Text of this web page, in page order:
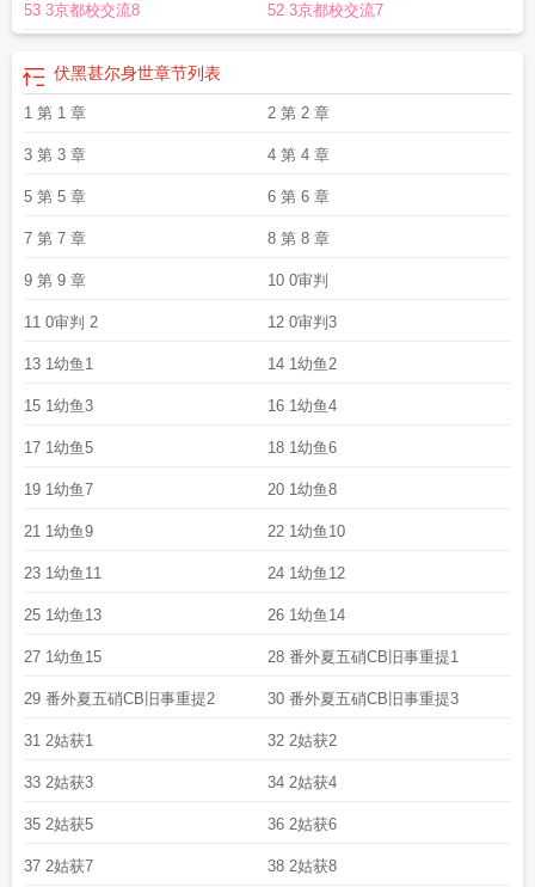
53 3京都校交流8 52 3京都校交流7
伏黑甚尔身世章节列表
1 第 1 章 2 第 2 章
3 第 3 章 4 第 4 章
5 第 5 章 6 第 6 章
7 第 7 章 8 第 8 章
9 第 9 章 10 0审判
11 0审判 2 12 0审判3
13 1幼鱼1 14 1幼鱼2
15 1幼鱼3 16 1幼鱼4
17 1幼鱼5 18 1幼鱼6
19 1幼鱼7 20 1幼鱼8
21 1幼鱼9 22 1幼鱼10
23 1幼鱼11 24 1幼鱼12
25 1幼鱼13 26 1幼鱼14
27 1幼鱼15 28 番外夏五硝CB旧事重提1
29 番外夏五硝CB旧事重提2 30 番外夏五硝CB旧事重提3
31 2姑获1 32 2姑获2
33 2姑获3 34 2姑获4
35 2姑获5 36 2姑获6
37 2姑获7 38 2姑获8